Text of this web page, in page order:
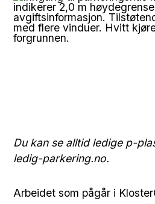
Du kan se alltid ledige p-
ledig-parkering.no.
Arbeidet som pågår i